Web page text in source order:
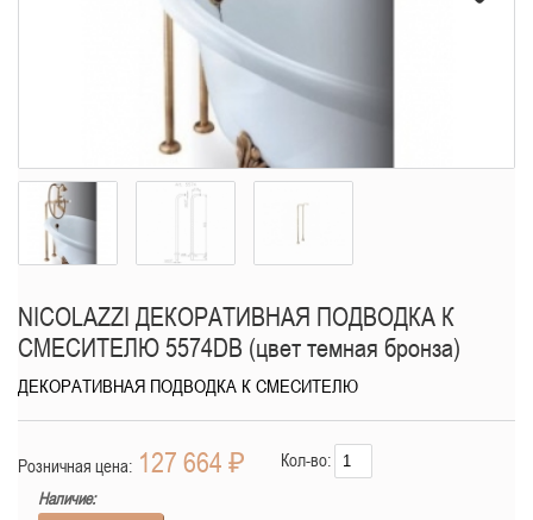
NICOLAZZI ДЕКОРАТИВНАЯ ПОДВОДКА К
СМЕСИТЕЛЮ 5574DB (цвет темная бронза)
ДЕКОРАТИВНАЯ ПОДВОДКА К СМЕСИТЕЛЮ
Розничная цена: 127 664 ₽
Наличие:
Кол-во: